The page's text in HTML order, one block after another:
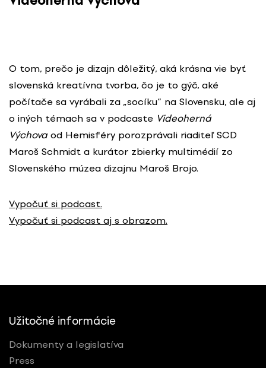
O tom, prečo je dizajn dôležitý, aká krásna vie byť
slovenská kreatívna tvorba, čo je to gýč, aké
počítače sa vyrábali za „socíku“ na Slovensku, ale aj
o iných témach sa v podcaste Videoherná
Výchovaod Hemisféry porozprávali riaditeľ SCD
Maroš Schmidt a kurátor zbierky multimédií zo
Slovenského múzea dizajnu Maroš Brojo.
Vypočuť si podcast.
Vypočuť si podcast aj s obrazom.
Užitočné informácie
Dokumenty a legislatíva
Press